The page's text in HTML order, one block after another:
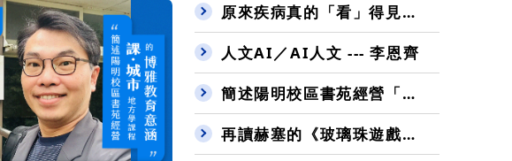
原來疾病真的「看」得見！ ──《醫學影像原理與實務》帶學生探索 CT、MRI 的世界 ---盧家鋒
人文AI／AI人文 --- 李恩齊
簡述陽明校區書苑經營「課．城市」地方學課程的博雅教育意涵 --- 曾憲政
再讀赫塞的《玻璃珠遊戲》有感（二）--- 陳一平